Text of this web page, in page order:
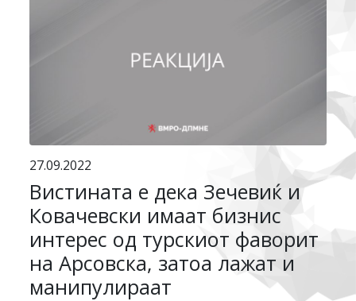
27.09.2022
Вистината е дека Зечевиќ и
Ковачевски имаат бизнис
интерес од турскиот фаворит
на Арсовска, затоа лажат и
манипулираат